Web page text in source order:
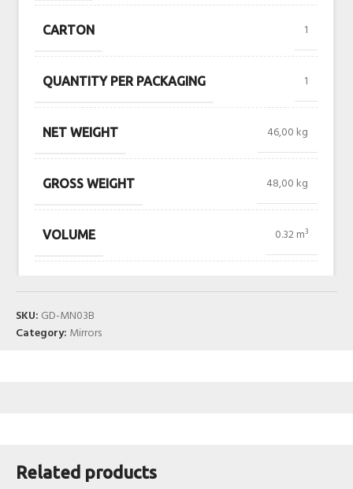
CARTON 1
QUANTITY PER PACKAGING 1
NET WEIGHT 46,00 kg
GROSS WEIGHT 48,00 kg
VOLUME 0.32 m³
SKU: GD-MN03B
Category: Mirrors
Related products